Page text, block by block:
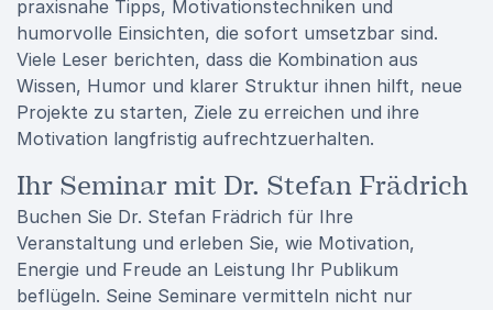
praxisnahe Tipps, Motivationstechniken und
humorvolle Einsichten, die sofort umsetzbar sind.
Viele Leser berichten, dass die Kombination aus
Wissen, Humor und klarer Struktur ihnen hilft, neue
Projekte zu starten, Ziele zu erreichen und ihre
Motivation langfristig aufrechtzuerhalten.
Ihr Seminar mit Dr. Stefan Frädrich
Buchen Sie Dr. Stefan Frädrich für Ihre
Veranstaltung und erleben Sie, wie Motivation,
Energie und Freude an Leistung Ihr Publikum
beflügeln. Seine Seminare vermitteln nicht nur